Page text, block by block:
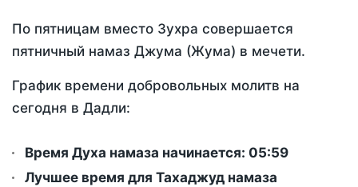
По пятницам вместо Зухра совершается
пятничный намаз Джума (Жума) в мечети.
График времени добровольных молитв на
сегодня в Дадли:
Время Духа намаза начинается: 05:59
Лучшее время для Тахаджуд намаза